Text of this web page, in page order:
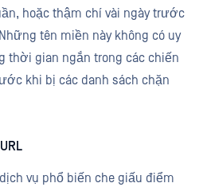
hoặc thậm chí vài ngày trước
tên miền này không có uy
thời gian ngắn trong các chiến
khi bị các danh sách chặn
vụ phổ biến che giấu điểm